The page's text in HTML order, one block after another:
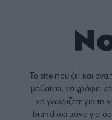
Το site που ζει και
μαθαίνει, να γράφει
να γνωρίζετε για τη
brand όχι μόνο για